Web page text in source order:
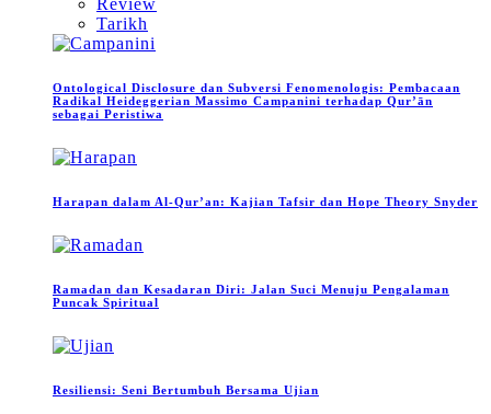
Review
Tarikh
Ontological Disclosure dan Subversi Fenomenologis: Pembacaan
Radikal Heideggerian Massimo Campanini terhadap Qur’ān
sebagai Peristiwa
Harapan dalam Al-Qur’an: Kajian Tafsir dan Hope Theory Snyder
Ramadan dan Kesadaran Diri: Jalan Suci Menuju Pengalaman
Puncak Spiritual
Resiliensi: Seni Bertumbuh Bersama Ujian